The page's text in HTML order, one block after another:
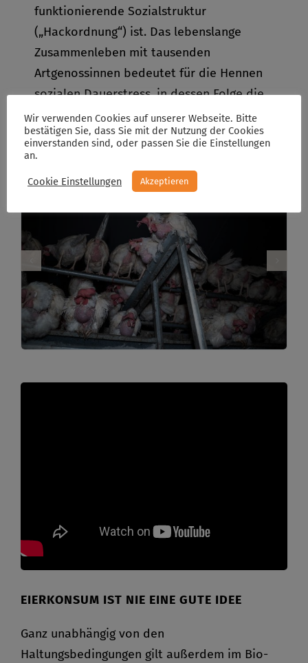
funktionierende Sozialstruktur
(„Hackordnung“) ist. Das lebenslange
Zusammenleben mit tausenden
Artgenossinnen bedeutet für die Hennen
sozialen Dauerstress, in dessen Folge die
Tiere häufig aggressiv werden und sich
gegenseitig kahl picken oder verletzen.
EIERKONSUM IST NIE EINE GUTE IDEE
Ganz unabhängig von den
Haltungsbedingungen gilt außerdem im Bio-
Wir verwenden Cookies auf unserer Webseite. Bitte
bestätigen Sie, dass Sie mit der Nutzung der Cookies
einverstanden sind, oder passen Sie die Einstellungen
an.
Cookie Einstellungen Akzeptieren